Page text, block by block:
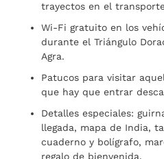
trayectos en el
Wi-Fi gratuito en los
durante el Triángulo
Agra.
Patucos para visitar
que hay que entrar
Detalles especiales:
llegada, mapa de India,
cuaderno y bolígrafo,
regalo de bienvenida.